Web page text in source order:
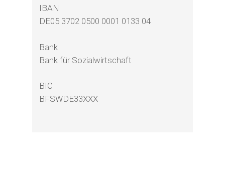
IBAN
DE05 3702 0500 0001 0133 04
Bank
Bank für Sozialwirtschaft
BIC
BFSWDE33XXX